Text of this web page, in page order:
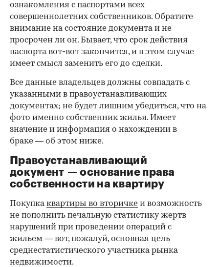
ознакомления с паспортами всех
совершеннолетних собственников. Обратите
внимание на состояние документа и не
просрочен ли он. Бывает, что срок действия
паспорта вот-вот закончится, и в этом случае
имеет смысл заменить его до сделки.
00:00 / 00:00
Все данные владельцев должны совпадать с
указанными в правоустанавливающих
документах; не будет лишним убедиться, что на
фото именно собственник жилья. Имеет
значение и информация о нахождении в
браке — об этом ниже.
Правоустанавливающий
документ — основание права
собственности на квартиру
Покупкаквартиры во вторичке и возможность
не пополнить печальную статистику жертв
нарушений при проведении операций с
жильем — вот, пожалуй, основная цель
среднестатистического участника рынка
недвижимости.